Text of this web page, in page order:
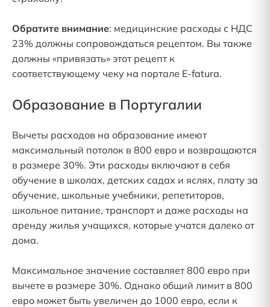
Обратите внимание: медицинские расходы с НДС
23% должны сопровождаться рецептом. Вы также
должны «привязать» этот рецепт к
соответствующему чеку на портале E-fatura.
Образование в Португалии
Вычеты расходов на образование имеют
максимальный потолок в 800 евро и возвращаются
в размере 30%. Эти расходы включают в себя
обучение в школах, детских садах и яслях, плату за
обучение, школьные учебники, репетиторов,
школьное питание, транспорт и даже расходы на
аренду жилья учащихся, которые учатся далеко от
дома.
Максимальное значение составляет 800 евро при
вычете в размере 30%. Однако общий лимит в 800
евро может быть увеличен до 1000 евро, если к